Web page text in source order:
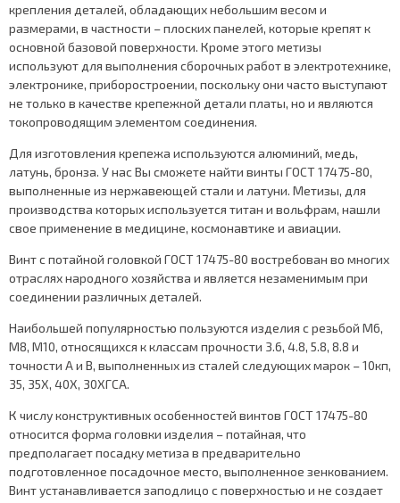
крепления деталей, обладающих небольшим весом и
размерами, в частности – плоских панелей, которые крепят к
основной базовой поверхности. Кроме этого метизы
используют для выполнения сборочных работ в электротехнике,
электронике, приборостроении, поскольку они часто выступают
не только в качестве крепежной детали платы, но и являются
токопроводящим элементом соединения.
Для изготовления крепежа используются алюминий, медь,
латунь, бронза. У нас Вы сможете найти винты ГОСТ 17475-80,
выполненные из нержавеющей стали и латуни. Метизы, для
производства которых используется титан и вольфрам, нашли
свое применение в медицине, космонавтике и авиации.
Винт с потайной головкой ГОСТ 17475-80 востребован во многих
отраслях народного хозяйства и является незаменимым при
соединении различных деталей.
Наибольшей популярностью пользуются изделия с резьбой М6,
М8, М10, относящихся к классам прочности 3.6, 4.8, 5.8, 8.8 и
точности А и В, выполненных из сталей следующих марок – 10кп,
35, 35Х, 40Х, 30ХГСА.
К числу конструктивных особенностей винтов ГОСТ 17475-80
относится форма головки изделия – потайная, что
предполагает посадку метиза в предварительно
подготовленное посадочное место, выполненное зенкованием.
Винт устанавливается заподлицо с поверхностью и не создает